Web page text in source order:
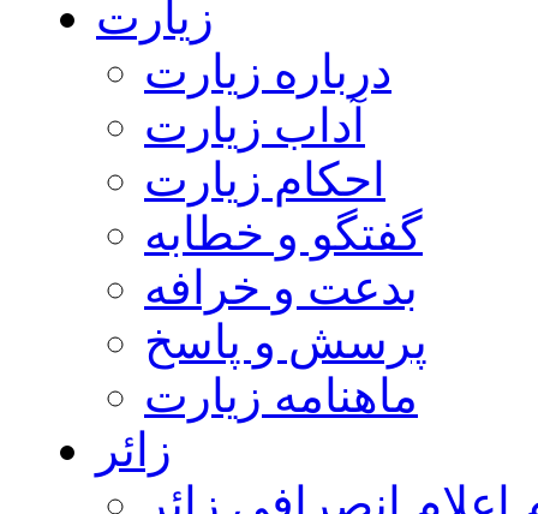
زیارت
درباره زیارت
آداب زیارت
احکام زیارت
گفتگو و خطابه
بدعت و خرافه
پرسش و پاسخ
ماهنامه زیارت
زائر
اعلام انصرافی زائر